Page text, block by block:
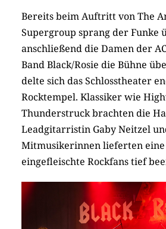
Bereits beim Auftritt von The
Supergroup sprang der Funke
anschließend die Damen der
Band Black/Rosie die Bühne
delte sich das Schlosstheater
Rocktem­pel. Klassiker wie
Thunderstruck brachten die
Leadgitarristin Gaby Neitzel
Mitmusike­rinnen lieferten eine
eingefleischte Rockfans tief